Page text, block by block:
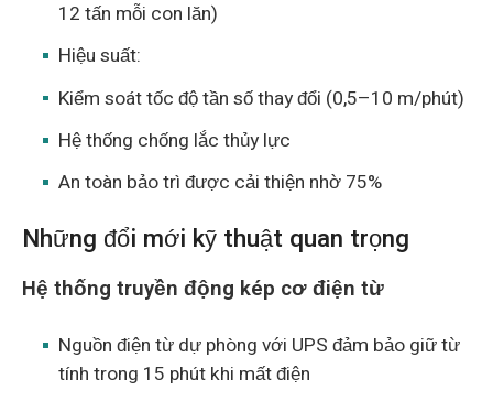
12 tấn mỗi con lăn)
Hiệu suất:
Kiểm soát tốc độ tần số thay đổi (0,5–10 m/phút)
Hệ thống chống lắc thủy lực
An toàn bảo trì được cải thiện nhờ 75%
Những đổi mới kỹ thuật quan trọng
Hệ thống truyền động kép cơ điện từ
Nguồn điện từ dự phòng với UPS đảm bảo giữ từ
tính trong 15 phút khi mất điện